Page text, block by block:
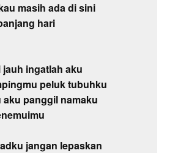
masih ada di sini
hari
ingatlah aku
peluk tubuhku
panggil namaku
jangan lepaskan